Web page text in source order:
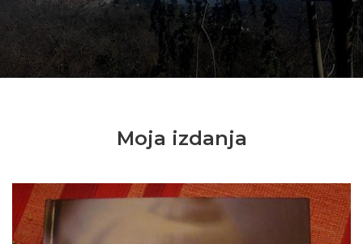
Moja izdanja